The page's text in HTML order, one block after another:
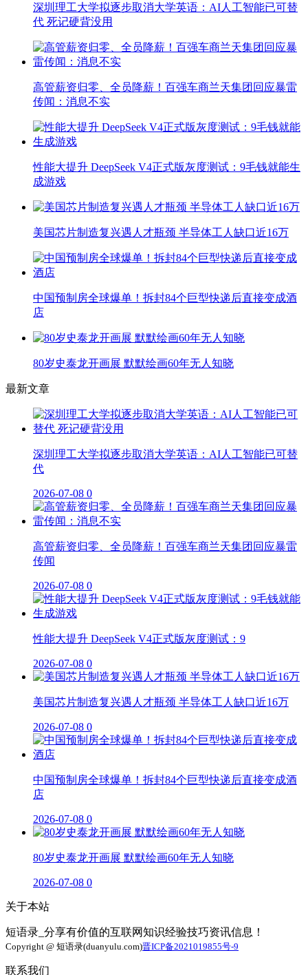
深圳理工大学拟逐步取消大学英语：AI人工智能已可替
代 死记硬背没用
高管薪资归零、全员降薪！百强车商兰天集团回应暴雷
传闻：消息不实
性能大提升 DeepSeek V4正式版灰度测试：9毛钱就能生
成游戏
美国芯片制造复兴遇人才瓶颈 半导体工人缺口近16万
中国预制房全球爆单！拆封84个巨型快递后直接变成酒
店
80岁史泰龙开画展 默默绘画60年无人知晓
最新文章
深圳理工大学拟逐步取消大学英语：AI人工智能已可替
代
2026-07-08 0
高管薪资归零、全员降薪！百强车商兰天集团回应暴雷
传闻
2026-07-08 0
性能大提升 DeepSeek V4正式版灰度测试：9
2026-07-08 0
美国芯片制造复兴遇人才瓶颈 半导体工人缺口近16万
2026-07-08 0
中国预制房全球爆单！拆封84个巨型快递后直接变成酒
店
2026-07-08 0
80岁史泰龙开画展 默默绘画60年无人知晓
2026-07-08 0
关于本站
短语录_分享有价值的互联网知识经验技巧资讯信息！
Copyright @ 短语录(duanyulu.com)晋ICP备2021019855号-9
联系我们